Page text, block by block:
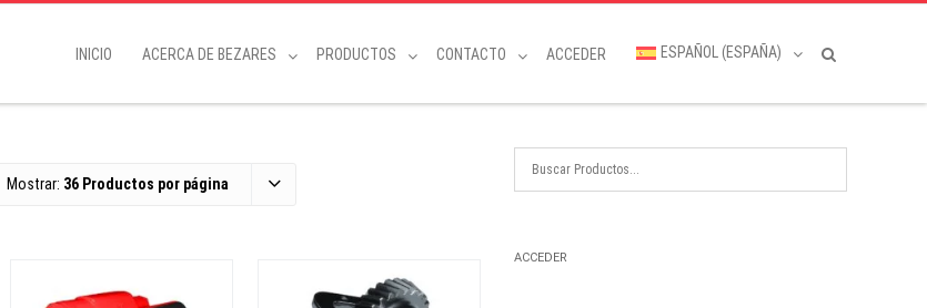
INICIO ACERCA DE BEZARES PRODUCTOS CONTACTO ACCEDER ESPAÑOL (ESPAÑA)
Mostrar: 36 Productos por página
ACCEDER